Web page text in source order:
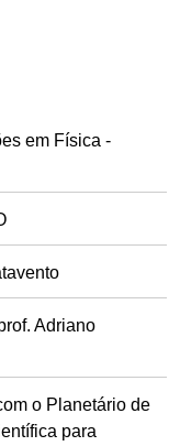
em Física -
Adriano
o Planetário de
para